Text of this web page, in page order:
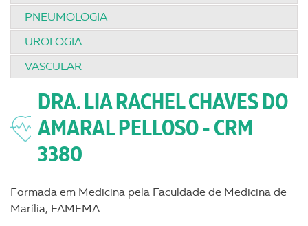
PNEUMOLOGIA
UROLOGIA
VASCULAR
DRA. LIA RACHEL CHAVES DO
AMARAL PELLOSO - CRM
3380
Formada em Medicina pela Faculdade de Medicina de
Marília, FAMEMA.